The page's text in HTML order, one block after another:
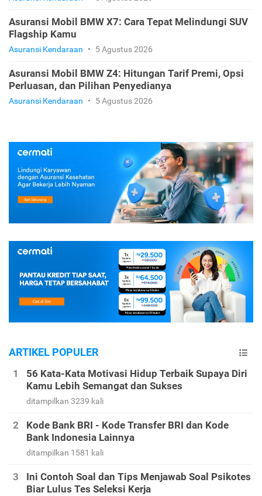
Asuransi Mobil BMW X7: Cara Tepat Melindungi SUV
Flagship Kamu
Asuransi Kendaraan • 5 Agustus 2026
Asuransi Mobil BMW Z4: Hitungan Tarif Premi, Opsi
Perluasan, dan Pilihan Penyedianya
Asuransi Kendaraan • 5 Agustus 2026
ARTIKEL POPULER
56 Kata-Kata Motivasi Hidup Terbaik Supaya Diri
Kamu Lebih Semangat dan Sukses
ditampilkan 3239 kali
Kode Bank BRI - Kode Transfer BRI dan Kode
Bank Indonesia Lainnya
ditampilkan 1581 kali
Ini Contoh Soal dan Tips Menjawab Soal Psikotes
Biar Lulus Tes Seleksi Kerja